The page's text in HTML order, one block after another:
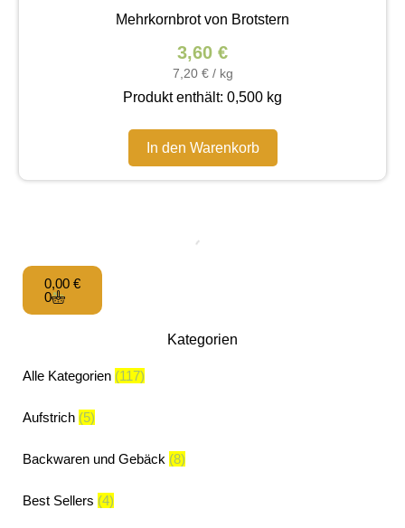
Mehrkornbrot von Brotstern
3,60 €
7,20 €/ kg
Produkt enthält: 0,500 kg
In den Warenkorb
0,00 €
0
Kategorien
Alle Kategorien (117)
Aufstrich (5)
Backwaren und Gebäck (8)
Best Sellers (4)